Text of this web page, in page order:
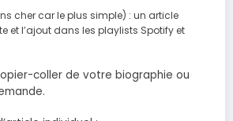
cher car le plus simple) : un article
et l’ajout dans les playlists Spotify et
coller de votre biographie ou